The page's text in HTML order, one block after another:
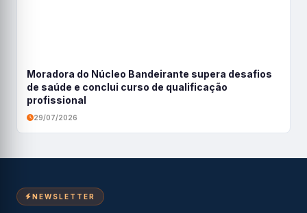
Moradora do Núcleo Bandeirante supera desafios
de saúde e conclui curso de qualificação
profissional
29/07/2026
NEWSLETTER